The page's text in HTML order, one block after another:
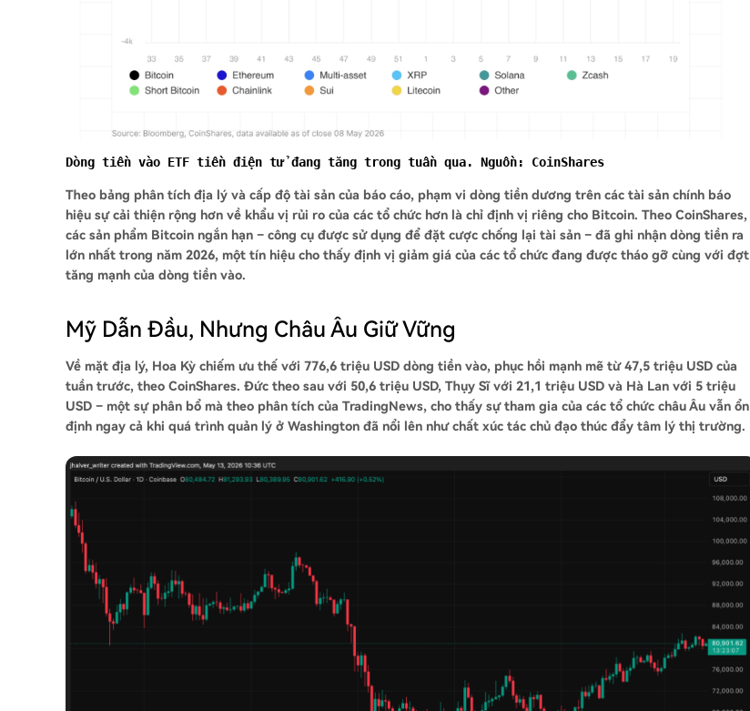
Dòng tiền vào ETF tiền điện tử đang tăng trong tuần qua. Nguồn: CoinShares
Theo bảng phân tích địa lý và cấp độ tài sản của báo cáo, phạm vi dòng tiền dương trên các tài sản chính báo
hiệu sự cải thiện rộng hơn về khẩu vị rủi ro của các tổ chức hơn là chỉ định vị riêng cho Bitcoin. Theo CoinShares,
các sản phẩm Bitcoin ngắn hạn – công cụ được sử dụng để đặt cược chống lại tài sản – đã ghi nhận dòng tiền ra
lớn nhất trong năm 2026, một tín hiệu cho thấy định vị giảm giá của các tổ chức đang được tháo gỡ cùng với đợt
tăng mạnh của dòng tiền vào.
Mỹ Dẫn Đầu, Nhưng Châu Âu Giữ Vững
Về mặt địa lý, Hoa Kỳ chiếm ưu thế với 776,6 triệu USD dòng tiền vào, phục hồi mạnh mẽ từ 47,5 triệu USD của
tuần trước, theo CoinShares. Đức theo sau với 50,6 triệu USD, Thụy Sĩ với 21,1 triệu USD và Hà Lan với 5 triệu
USD – một sự phân bổ mà theo phân tích của TradingNews, cho thấy sự tham gia của các tổ chức châu Âu vẫn ổn
định ngay cả khi quá trình quản lý ở Washington đã nổi lên như chất xúc tác chủ đạo thúc đẩy tâm lý thị trường.